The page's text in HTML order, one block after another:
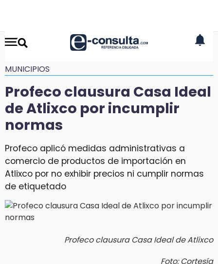
MUNICIPIOS
Profeco clausura Casa Ideal
de Atlixco por incumplir
normas
Profeco aplicó medidas administrativas a
comercio de productos de importación en
Atlixco por no exhibir precios ni cumplir normas
de etiquetado
Profeco clausura Casa Ideal de Atlixco
Foto: Cortesía